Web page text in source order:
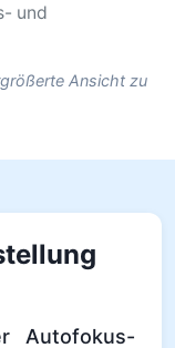
und
Ansicht zu
Autofokus-